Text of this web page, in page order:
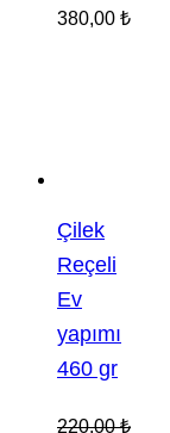
380,00 ₺
Çilek
Reçeli
Ev
yapımı
460 gr
220,00₺